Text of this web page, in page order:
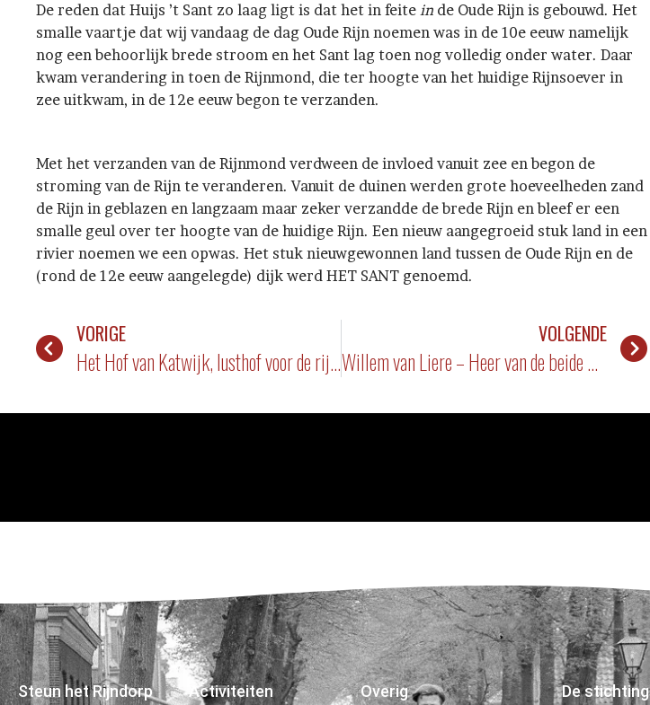
De reden dat Huijs ’t Sant zo laag ligt is dat het in feite in de Oude Rijn is gebouwd. Het
smalle vaartje dat wij vandaag de dag Oude Rijn noemen was in de 10e eeuw namelijk
nog een behoorlijk brede stroom en het Sant lag toen nog volledig onder water. Daar
kwam verandering in toen de Rijnmond, die ter hoogte van het huidige Rijnsoever in
zee uitkwam, in de 12e eeuw begon te verzanden.
Met het verzanden van de Rijnmond verdween de invloed vanuit zee en begon de
stroming van de Rijn te veranderen. Vanuit de duinen werden grote hoeveelheden zand
de Rijn in geblazen en langzaam maar zeker verzandde de brede Rijn en bleef er een
smalle geul over ter hoogte van de huidige Rijn. Een nieuw aangegroeid stuk land in een
rivier noemen we een opwas. Het stuk nieuwgewonnen land tussen de Oude Rijn en de
(rond de 12e eeuw aangelegde) dijk werd HET SANT genoemd.
VORIGE
Het Hof van Katwijk, lusthof voor de rijken
VOLGENDE
Willem van Liere – Heer van de beide Catwijcken en ‘t Sant
Steun het Rijndorp Activiteiten Overig De stichting